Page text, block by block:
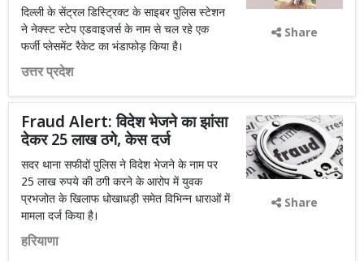
दिल्ली के सेंट्रल डिस्ट्रिक्ट के साइबर पुलिस स्टेशन
ने नेक्स्ट स्टेप एडवाइजर्स के नाम से चल रहे एक
फर्जी प्लेसमेंट रैकेट का भंडाफोड़ किया है।
उत्तर प्रदेश
Share
Fraud Alert: विदेश भेजने का झांसा
देकर 25 लाख ठगे, केस दर्ज
सदर थाना सफीदों पुलिस ने विदेश भेजने के नाम पर
25 लाख रुपये की ठगी करने के आरोप में युवक
प्रभजोत के खिलाफ धोखाधड़ी समेत विभिन्न धाराओं में
मामला दर्ज किया है।
हरियाणा
Share